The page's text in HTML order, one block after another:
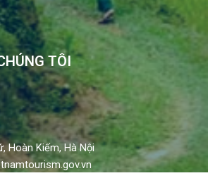
TÔI
Hoàn Kiếm, Hà Nội